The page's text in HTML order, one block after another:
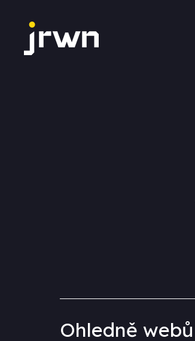
Ohledně webů